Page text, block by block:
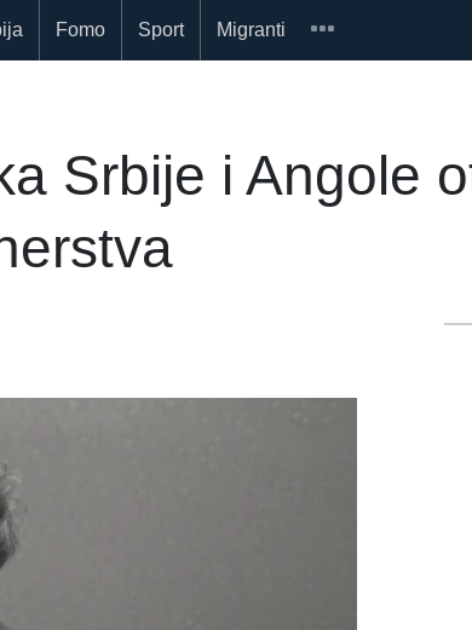
Fomo Sport Migranti
Srbije i Angole